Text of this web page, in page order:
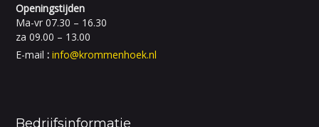
Openingstijden
Ma-vr 07.30 – 16.30
za 09.00 – 13.00
E-mail :info@krommenhoek.nl
Bedrijfsinformatie